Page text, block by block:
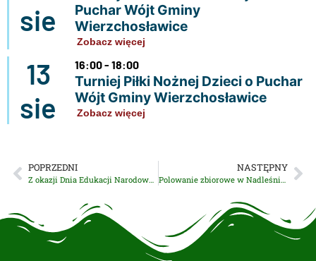
sie
Puchar Wójt Gminy
Wierzchosławice
Zobacz więcej
13
sie
16:00 - 18:00
Turniej Piłki Nożnej Dzieci o Puchar
Wójt Gminy Wierzchosławice
Zobacz więcej
POPRZEDNI
Z okazji Dnia Edukacji Narodowej przyznano Nagrody Wójta Gminy Wierzchosławice
NASTĘPNY
Polowanie zbiorowe w Nadleśnictwie Dąbrowa Tarnowska – kiedy i gdzie?